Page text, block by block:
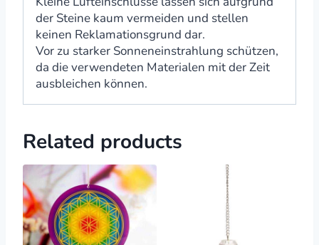
der Steine kaum vermeiden und stellen
keinen Reklamationsgrund dar.
Vor zu starker Sonneneinstrahlung schützen,
da die verwendeten Materialen mit der Zeit
ausbleichen können.
Related products